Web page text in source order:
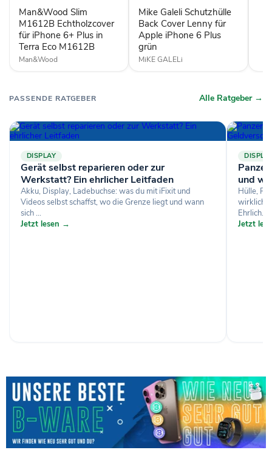
Plus
in
Terra
Eco
M1612B
Man&Wood Slim
M1612B Echtholzcover
für iPhone 6+ Plus in
Terra Eco M1612B
Man&Wood
Apple
iPhone
6
Plus
grün
Mike Galeli Schutzhülle
Back Cover Lenny für
Apple iPhone 6 Plus
grün
MiKE GALELi
PASSENDE RATGEBER Alle Ratgeber →
DISPLAY
Gerät selbst reparieren oder zur
Werkstatt? Ein ehrlicher Leitfaden
Akku, Display, Ladebuchse: was du mit iFixit und
Videos selbst schaffst, wo die Grenze liegt und wann
sich ...
Jetzt lesen →
und
Hülle,
wirklich
Ehrlich...
Jetzt